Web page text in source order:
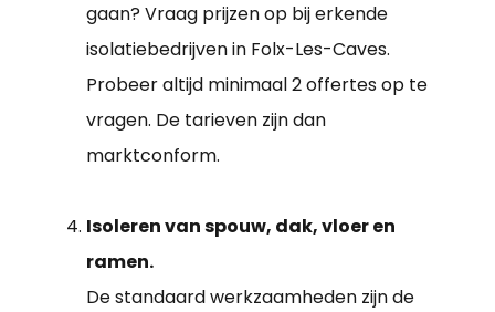
gaan? Vraag prijzen op bij erkende
isolatiebedrijven in Folx-Les-Caves.
Probeer altijd minimaal 2 offertes op te
vragen. De tarieven zijn dan
marktconform.
Isoleren van spouw, dak, vloer en
ramen.
De standaard werkzaamheden zijn de